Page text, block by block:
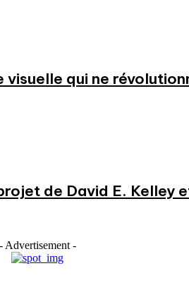
qui ne
de David E. Kelley
- Advertisement -